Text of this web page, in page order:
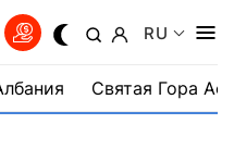
RU
Святая Гора